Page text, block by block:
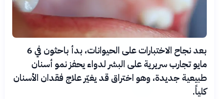
بعد نجاح الاختبارات على الحيوانات، بدأ باحثون في 6
مايو تجارب سريرية على البشر لدواء يحفز نمو أسنان
طبيعية جديدة، وهو اختراق قد يغيّر علاج فقدان الأسنان
كلياً.